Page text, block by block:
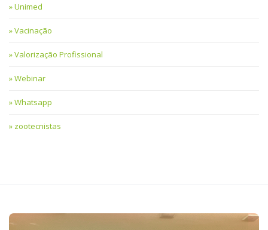
Unimed
Vacinação
Valorização Profissional
Webinar
Whatsapp
zootecnistas